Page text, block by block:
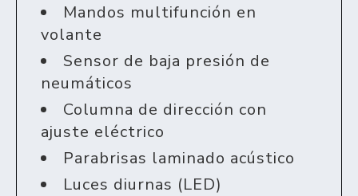
Mandos multifunción en
volante
Sensor de baja presión de
neumáticos
Columna de dirección con
ajuste eléctrico
Parabrisas laminado acústico
Luces diurnas (LED)